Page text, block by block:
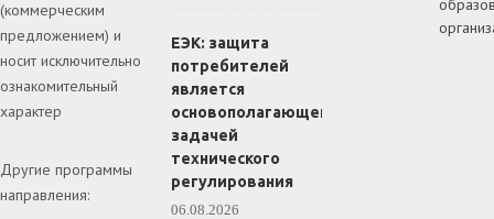
(коммерческим
предложением) и
носит исключительно
ознакомительный
характер
Другие программы
направления:
ЕЭК: защита
потребителей
является
основополагающей
задачей
технического
регулирования
06.08.2026